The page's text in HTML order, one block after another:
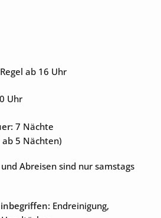
ab 16 Uhr
Uhr
7 Nächte
5 Nächten)
Abreisen sind nur samstags
Endreinigung,